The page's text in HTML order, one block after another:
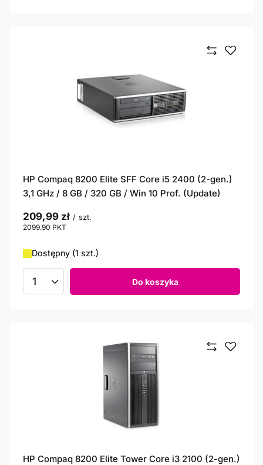
HP Compaq 8200 Elite SFF Core i5 2400 (2-gen.)
3,1 GHz / 8 GB / 320 GB / Win 10 Prof. (Update)
209,99 zł / szt.
2099.90 PKT
Dostępny (1 szt.)
Ilość produktów Do koszyka
HP Compaq 8200 Elite Tower Core i3 2100 (2-gen.)